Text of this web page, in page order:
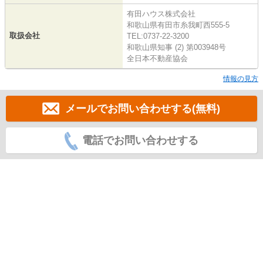
取扱会社
有田ハウス株式会社
和歌山県有田市糸我町西555-5
TEL:0737-22-3200
和歌山県知事 (2) 第003948号
全日本不動産協会
情報の見方
メールでお問い合わせする(無料)
電話でお問い合わせする